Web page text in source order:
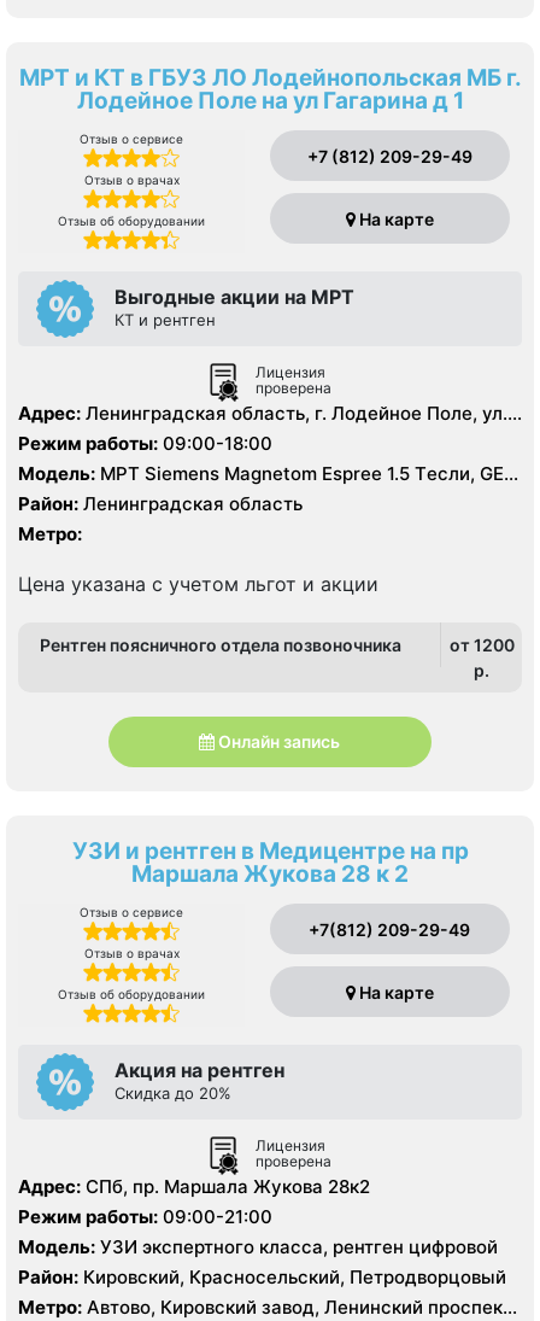
МРТ и КТ в ГБУЗ ЛО Лодейнопольская МБ г.
Лодейное Поле на ул Гагарина д 1
Отзыв о сервисе
Отзыв о врачах
Отзыв об оборудовании
+7 (812) 209-29-49
На карте
Выгодные акции на МРТ
КТ и рентген
Лицензия
проверена
Адрес: Ленинградская область, г. Лодейное Поле, ул.
Гагарина, д. 1
Режим работы: 09:00-18:00
Модель: МРТ Siemens Magnetom Espree 1.5 Tесли, GE
BrightSpeed 16 срезов, УЗИ аппарат, Рентген
Район: Ленинградская область
Метро:
Цена указана с учетом льгот и акции
Рентген поясничного отдела позвоночника
от 1200
p.
Онлайн запись
УЗИ и рентген в Медицентре на пр
Маршала Жукова 28 к 2
Отзыв о сервисе
Отзыв о врачах
Отзыв об оборудовании
+7(812) 209-29-49
На карте
Акция на рентген
Скидка до 20%
Лицензия
проверена
Адрес: СПб, пр. Маршала Жукова 28к2
Режим работы: 09:00-21:00
Модель: УЗИ экспертного класса, рентген цифровой
Район: Кировский, Красносельский, Петродворцовый
Метро: Автово, Кировский завод, Ленинский проспект,